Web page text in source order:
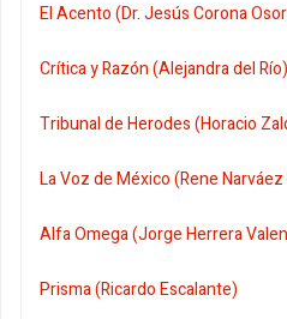
El Acento (Dr. Jesús Corona
Crítica y Razón (Alejandra del Río)
Tribunal de Herodes (Horacio
La Voz de México (Rene
Alfa Omega (Jorge Herrera
Prisma (Ricardo Escalante)